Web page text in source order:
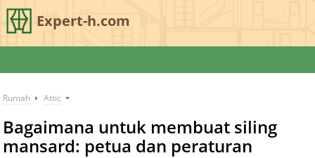
Expert-h.com
Rumah Attic
Bagaimana untuk membuat siling
mansard: petua dan peraturan